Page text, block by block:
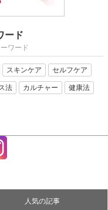
ード
ワード
スキンケア セルフケア
法 カルチャー 健康法
人気の記事